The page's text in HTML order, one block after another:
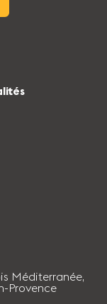
Méditerranée,
Provence